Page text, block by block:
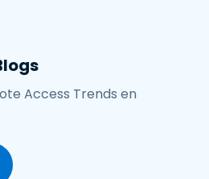
Access Trends en